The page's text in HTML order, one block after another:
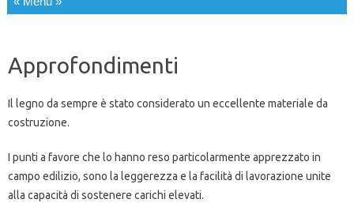
Approfondimenti
Il legno da sempre è stato considerato un eccellente materiale da
costruzione.
I punti a favore che lo hanno reso particolarmente apprezzato in
campo edilizio, sono la leggerezza e la facilità di lavorazione unite
alla capacità di sostenere carichi elevati.